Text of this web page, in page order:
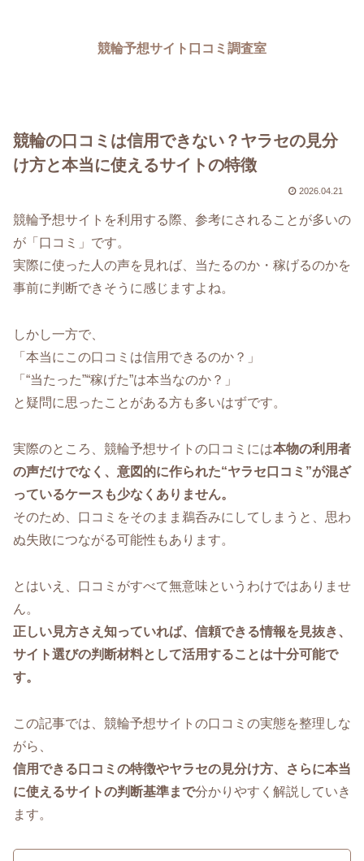
競輪予想サイト口コミ調査室
競輪の口コミは信用できない？ヤラセの見分
け方と本当に使えるサイトの特徴
2026.04.21
競輪予想サイトを利用する際、参考にされることが多いの
が「口コミ」です。
実際に使った人の声を見れば、当たるのか・稼げるのかを
事前に判断できそうに感じますよね。
しかし一方で、
「本当にこの口コミは信用できるのか？」
「“当たった”“稼げた”は本当なのか？」
と疑問に思ったことがある方も多いはずです。
実際のところ、競輪予想サイトの口コミには本物の利用者
の声だけでなく、意図的に作られた“ヤラセ口コミ”が混ざ
っているケースも少なくありません。
そのため、口コミをそのまま鵜呑みにしてしまうと、思わ
ぬ失敗につながる可能性もあります。
とはいえ、口コミがすべて無意味というわけではありませ
ん。
正しい見方さえ知っていれば、信頼できる情報を見抜き、
サイト選びの判断材料として活用することは十分可能で
す。
この記事では、競輪予想サイトの口コミの実態を整理しな
がら、
信用できる口コミの特徴やヤラセの見分け方、さらに本当
に使えるサイトの判断基準まで分かりやすく解説していき
ます。